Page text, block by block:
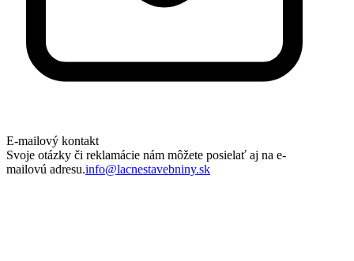
E-mailový kontakt
Svoje otázky či reklamácie nám môžete posielať aj na e-
mailovú adresu.info@lacnestavebniny.sk